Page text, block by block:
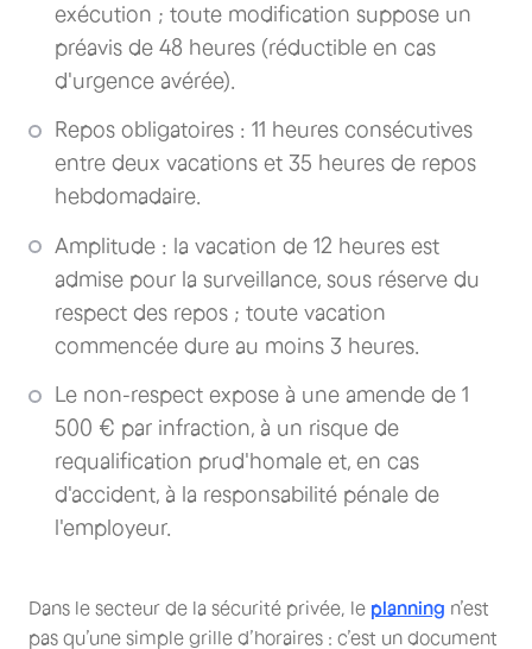
exécution ; toute modification suppose un
préavis de 48 heures (réductible en cas
d'urgence avérée).
Repos obligatoires : 11 heures consécutives
entre deux vacations et 35 heures de repos
hebdomadaire.
Amplitude : la vacation de 12 heures est
admise pour la surveillance, sous réserve du
respect des repos ; toute vacation
commencée dure au moins 3 heures.
Le non-respect expose à une amende de 1
500 € par infraction, à un risque de
requalification prud'homale et, en cas
d'accident, à la responsabilité pénale de
l'employeur.
Dans le secteur de la sécurité privée, le planning n’est
pas qu’une simple grille d’horaires : c’est un document